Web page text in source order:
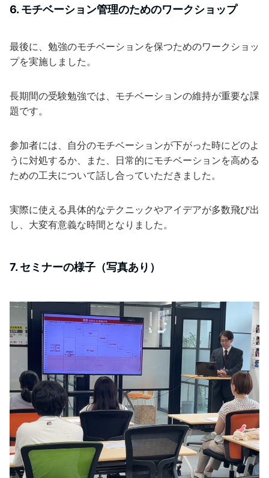
6. モチベーション管理のためのワークショップ
最後に、勉強のモチベーションを保つためのワークショッ
プを実施しました。
長期間の受験勉強では、モチベーションの維持が重要な課
題です。
参加者には、自分のモチベーションが下がった時にどのよ
うに対処するか、また、日常的にモチベーションを高める
ための工夫について話し合っていただきました。
実際に使える具体的なテクニックやアイデアが多数飛び出
し、大変有意義な時間となりました。
7. セミナーの様子（写真あり）